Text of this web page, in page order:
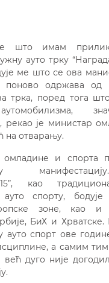
што имам
ауто трку
ме што се ова
поново одржава од
трка, поред тога
рекао је министар
на отварању.
омладине и спорта
као
спорту,
зоне, као и
БиХ и
ауто спорт ове
а самим
већ дуго није